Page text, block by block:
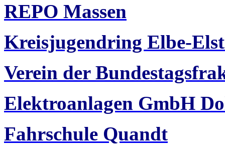
REPO Massen
Kreisjugendring Elbe-
Verein der
Elektroanlagen GmbH
Fahrschule Quandt